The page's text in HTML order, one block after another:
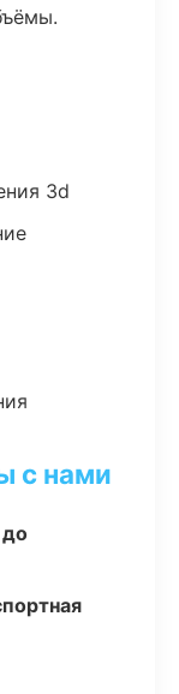
3d
с нами